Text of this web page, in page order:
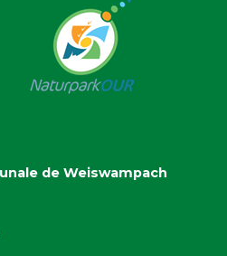
de Weiswampach